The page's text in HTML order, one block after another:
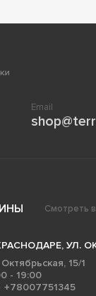
Email
Смотреть
УЛ.
15/1
- 19:00
+78007751345